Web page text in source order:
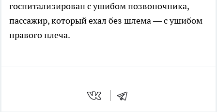
госпитализирован с ушибом позвоночника,
пассажир, который ехал без шлема — с ушибом
правого плеча.